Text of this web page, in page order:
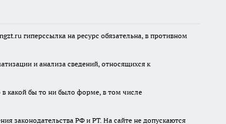
гиперссылка на ресурс обязательна, в противном
и анализа сведений, относящихся к
в какой бы то ни было форме, в том числе
законодательства РФ и РТ. На сайте не допускаются